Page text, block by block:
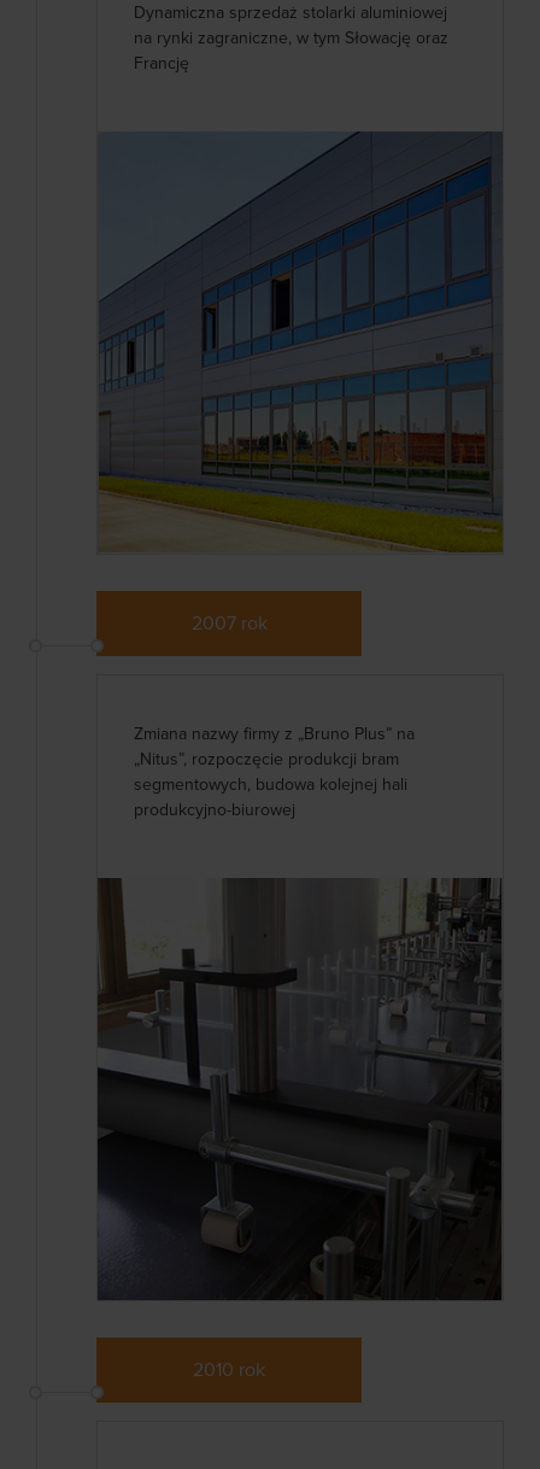
Dynamiczna sprzedaż stolarki aluminiowej
na rynki zagraniczne, w tym Słowację oraz
Francję
Zmiana nazwy firmy z „Bruno Plus” na
„Nitus”, rozpoczęcie produkcji bram
segmentowych, budowa kolejnej hali
produkcyjno-biurowej
2007 rok
2010 rok